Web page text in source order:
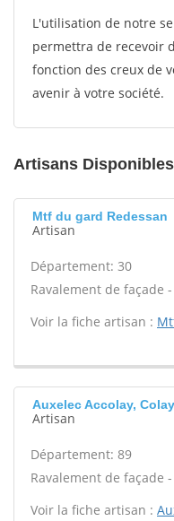
L'utilisation de notre
permettra de recevoir
fonction des creux de
avenir à votre société.
Artisans Disponibles
Mtf du gard Redessan
Artisan
Département: 30
Ravalement de façade -
Voir la fiche artisan :
Auxelec Accolay, Colay
Artisan
Département: 89
Ravalement de façade -
Voir la fiche artisan :